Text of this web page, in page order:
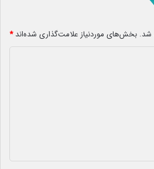
شد. بخش‌های موردنیاز علامت‌گذاری شده‌اند*